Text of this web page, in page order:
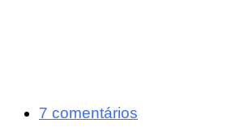
7 comentários